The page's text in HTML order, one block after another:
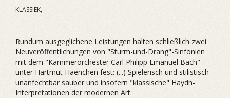
KLASSIEK,
Rundum ausgeglichene Leistungen halten schließlich zwei
Neuveröffentlichungen von "Sturm-und-Drang"-Sinfonien
mit dem "Kammerorchester Carl Philipp Emanuel Bach"
unter Hartmut Haenchen fest: (...) Spielerisch und stilistisch
unanfechtbar sauber und insofern "klassische" Haydn-
Interpretationen der modernen Art.